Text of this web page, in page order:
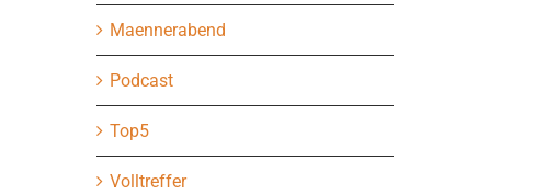
Maennerabend
Podcast
Top5
Volltreffer